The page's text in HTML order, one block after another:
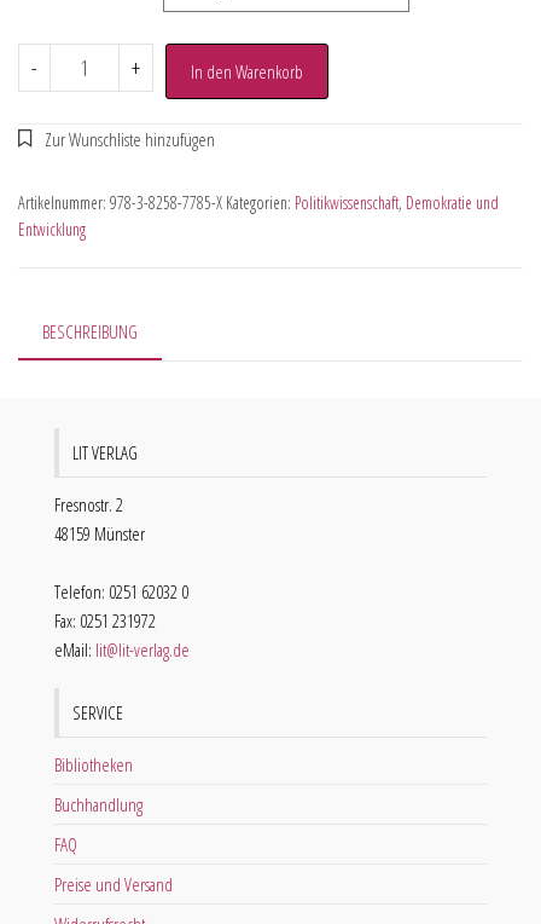
- + In den Warenkorb
Artikelnummer: 978-3-8258-7785-X Kategorien: Politikwissenschaft, Demokratie und
Entwicklung
BESCHREIBUNG
LIT VERLAG
Fresnostr. 2
48159 Münster
Telefon: 0251 62032 0
Fax: 0251 231972
eMail: lit@lit-verlag.de
SERVICE
Bibliotheken
Buchhandlung
FAQ
Preise und Versand